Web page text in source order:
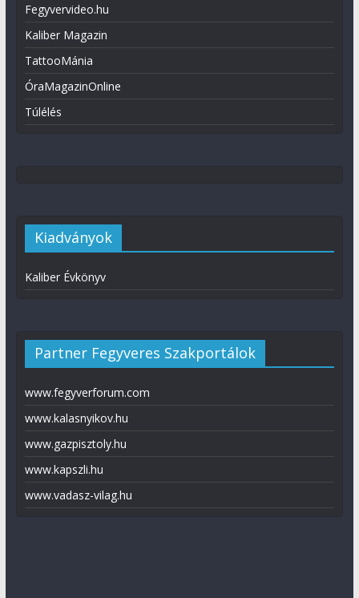
Fegyvervideo.hu
Kaliber Magazin
TattooMánia
ÓraMagazinOnline
Túlélés
Kiadványok
Kaliber Évkönyv
Partner Fegyveres Szakportálok
www.fegyverforum.com
www.kalasnyikov.hu
www.gazpisztoly.hu
www.kapszli.hu
www.vadasz-vilag.hu